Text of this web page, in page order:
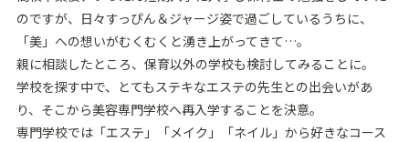
のですが、⽇々すっぴん＆ジャージ姿で過ごしているうちに、
「美」への想いがむくむくと湧き上がってきて…。
親に相談したところ、保育以外の学校も検討してみることに。
学校を探す中で、とてもステキなエステの先⽣との出会いがあ
り、そこから美容専⾨学校へ再⼊学することを決意。
専⾨学校では「エステ」「メイク」「ネイル」から好きなコース